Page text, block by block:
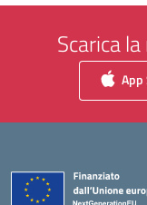
Scarica
App